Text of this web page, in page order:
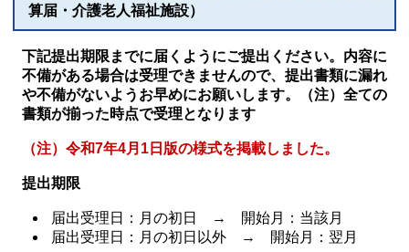
算届・介護老人福祉施設）
下記提出期限までに届くようにご提出ください。内容に
不備がある場合は受理できませんので、提出書類に漏れ
や不備がないようお早めにお願いします。
（注）全ての
書類が揃った時点で受理となります
（注）令和7年4月1日版の様式を掲載しました。
提出期限
届出受理日：月の初日 → 開始月：当該月
届出受理日：月の初日以外 → 開始月：翌月